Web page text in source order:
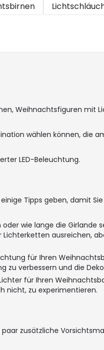
Weihnachtsfiguren mit
wählen können, die
LED-Beleuchtung.
Tipps geben, damit Sie
wie lange die Girlande
ausreichen,
für Ihren
zu verbessern und die
für Ihren
nicht, zu experimentieren.
zusätzliche